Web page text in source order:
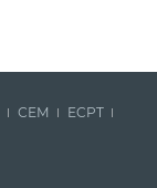
СЕМ
ECPT